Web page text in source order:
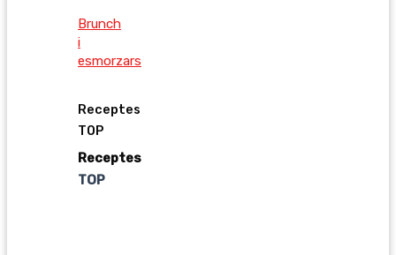
Brunch
i
esmorzars
Receptes
TOP
Receptes
TOP